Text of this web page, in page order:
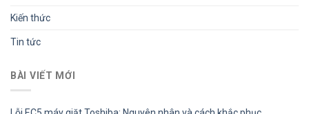
Kiến thức
Tin tức
BÀI VIẾT MỚI